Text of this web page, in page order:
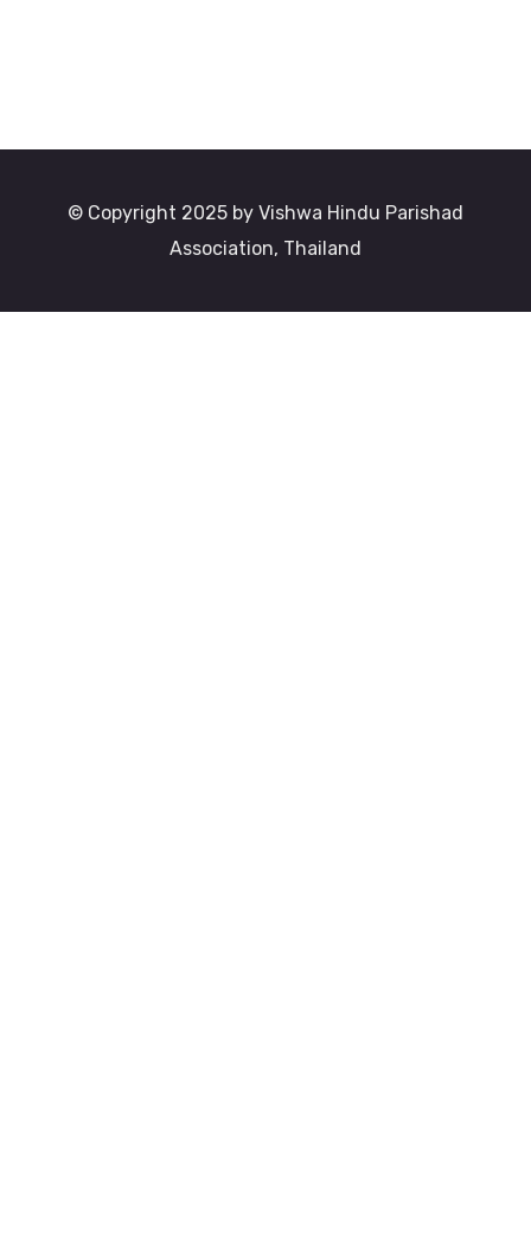
© Copyright 2025 by Vishwa Hindu Parishad
Association, Thailand